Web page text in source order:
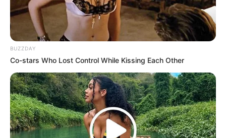
BUZZDAY
Co-stars Who Lost Control While Kissing Each Other